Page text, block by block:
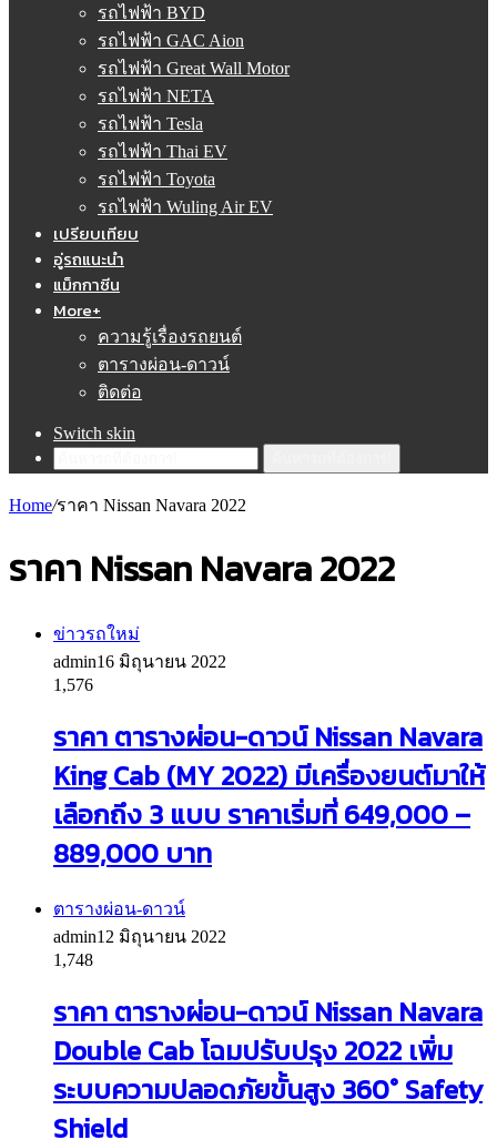
รถไฟฟ้า BYD
รถไฟฟ้า GAC Aion
รถไฟฟ้า Great Wall Motor
รถไฟฟ้า NETA
รถไฟฟ้า Tesla
รถไฟฟ้า Thai EV
รถไฟฟ้า Toyota
รถไฟฟ้า Wuling Air EV
เปรียบเทียบ
อู่รถแนะนำ
แม็กกาซีน
More+
ความรู้เรื่องรถยนต์
ตารางผ่อน-ดาวน์
ติดต่อ
Switch skin
Home/ราคา Nissan Navara 2022
ราคา Nissan Navara 2022
ข่าวรถใหม่
admin16 มิถุนายน 2022
1,576
ราคา ตารางผ่อน-ดาวน์ Nissan Navara
King Cab (MY 2022) มีเครื่องยนต์มาให้
เลือกถึง 3 แบบ ราคาเริ่มที่ 649,000 –
889,000 บาท
ตารางผ่อน-ดาวน์
admin12 มิถุนายน 2022
1,748
ราคา ตารางผ่อน-ดาวน์ Nissan Navara
Double Cab โฉมปรับปรุง 2022 เพิ่ม
ระบบความปลอดภัยขั้นสูง 360° Safety
Shield